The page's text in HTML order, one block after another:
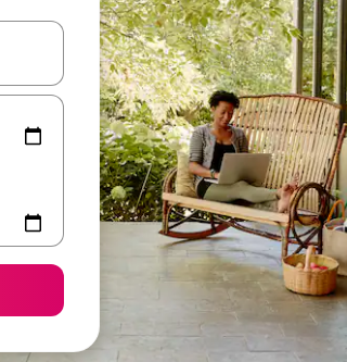
je een keuze met je de pijltjestoetsen